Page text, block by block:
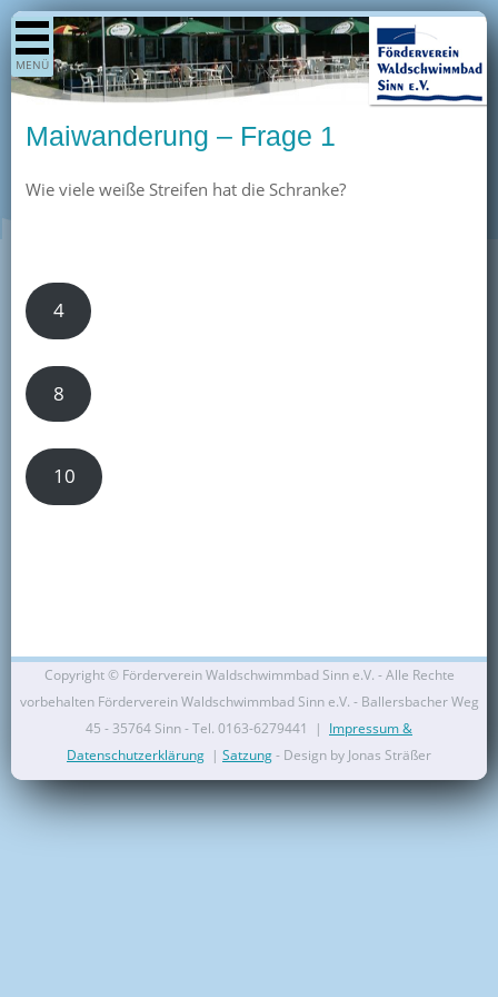
MENÜ
Shop
Aktuelles
Termine
Berichte
Kurse
Kioskangebote
Unterstützer
Über uns
Pressearchiv
Maiwanderung – Frage 1
Wie viele weiße Streifen hat die Schranke?
4
8
10
Copyright © Förderverein Waldschwimmbad Sinn e.V. - Alle Rechte
vorbehalten Förderverein Waldschwimmbad Sinn e.V. - Ballersbacher Weg
45 - 35764 Sinn - Tel. 0163-6279441 | Impressum &
Datenschutzerklärung | Satzung- Design by Jonas Sträßer